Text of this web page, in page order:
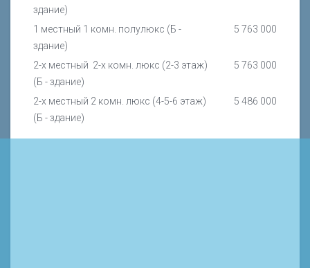
здание)
1 местный 1 комн. полулюкс (Б -
здание)
5 763 000
2-х местный 2-х комн. люкс (2-3 этаж)
(Б - здание)
5 763 000
2-х местный 2 комн. люкс (4-5-6 этаж)
(Б - здание)
5 486 000